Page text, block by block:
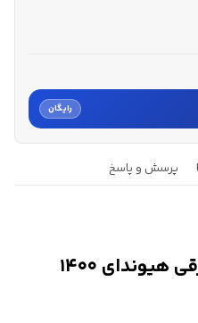
رایگان
پرسش و پاسخ
معرفی دریل بتن کن برقی هیوندای ۱۴۰۰